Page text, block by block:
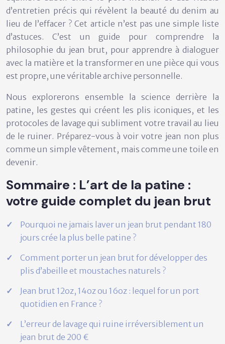
d’entretien précis qui révèlent la beauté du denim au
lieu de l’effacer ? Cet article n’est pas une simple liste
d’astuces. C’est un guide pour comprendre la
philosophie du jean brut, pour apprendre à dialoguer
avec la matière et la transformer en une pièce qui vous
est propre, une véritable archive personnelle.
Nous explorerons ensemble la science derrière la
patine, les gestes qui créent les plis iconiques, et les
protocoles de lavage qui subliment votre travail au lieu
de le ruiner. Préparez-vous à voir votre jean non plus
comme un simple vêtement, mais comme une toile en
devenir.
Sommaire : L’art de la patine :
votre guide complet du jean brut
Pourquoi ne jamais laver un jean brut pendant 180
jours crée la plus belle patine ?
Comment porter un jean brut for développer des
plis d’abeille et moustaches naturels ?
Jean brut 12oz, 14oz ou 16oz : lequel for un port
quotidien en France ?
L’erreur de lavage qui ruine irréversiblement un
jean brut de 200 €